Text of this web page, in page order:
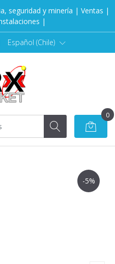
seguridad y minería | Ventas |
|
Español (Chile)
0
-5%